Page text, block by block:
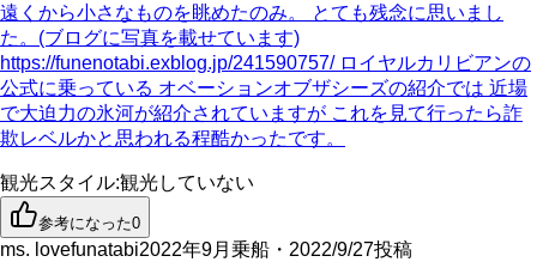
遠くから小さなものを眺めたのみ。 とても残念に思いまし
た。(ブログに写真を載せています)
https://funenotabi.exblog.jp/241590757/ ロイヤルカリビアンの
公式に乗っている オベーションオブザシーズの紹介では 近場
で大迫力の氷河が紹介されていますが これを見て行ったら詐
欺レベルかと思われる程酷かったです。
観光スタイル:観光していない
参考になった0
ms. lovefunatabi2022年9月乗船・2022/9/27投稿